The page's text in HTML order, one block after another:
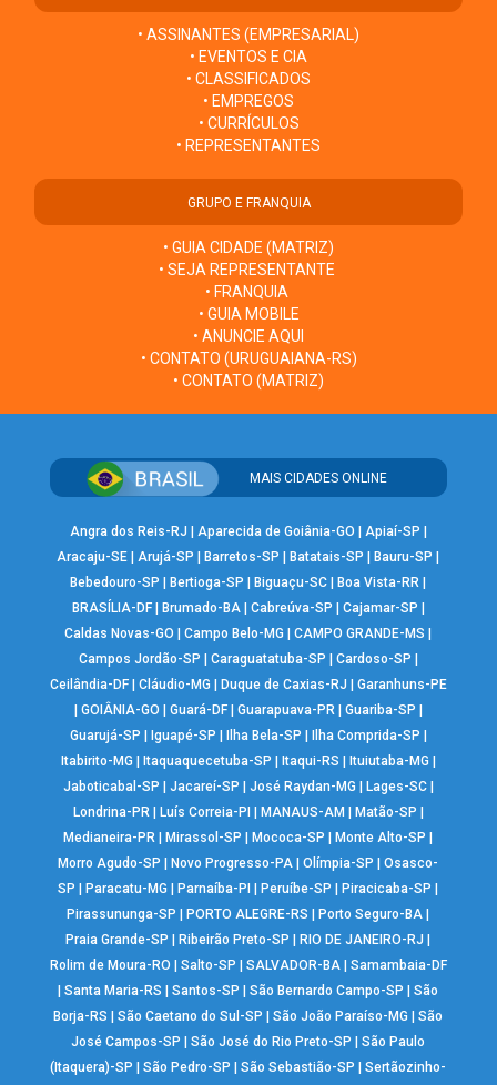
• ASSINANTES (EMPRESARIAL)
• EVENTOS E CIA
• CLASSIFICADOS
• EMPREGOS
• CURRÍCULOS
• REPRESENTANTES
GRUPO E FRANQUIA
• GUIA CIDADE (MATRIZ)
• SEJA REPRESENTANTE
• FRANQUIA
• GUIA MOBILE
• ANUNCIE AQUI
• CONTATO (URUGUAIANA-RS)
• CONTATO (MATRIZ)
MAIS CIDADES ONLINE
Angra dos Reis-RJ Aparecida de Goiânia-GO Apiaí-SP
Aracaju-SE |Arujá-SP Barretos-SP Batatais-SP Bauru-SP
Bebedouro-SP
Bertioga-SP Biguaçu-SC Boa Vista-RR
BRASÍLIA-DF| Brumado-BA| Cabreúva-SP Cajamar-SP
Caldas Novas-GO
|Campo Belo-MG |CAMPO GRANDE-MS
Campos Jordão-SP
Caraguatatuba-SP Cardoso-SP
Ceilândia-DF| Cláudio-MG Duque de Caxias-RJ
Garanhuns-PE
GOIÂNIA-GO Guará-DF| Guarapuava-PR| Guariba-SP
Guarujá-SP
Iguapé-SP Ilha Bela-SP Ilha Comprida-SP
Itabirito-MG
Itaquaquecetuba-SP Itaqui-RS Ituiutaba-MG
Jaboticabal-SP
Jacareí-SP José Raydan-MG Lages-SC|
Londrina-PR| Luís Correia-PI MANAUS-AM Matão-SP
Medianeira-PR
Mirassol-SP Mococa-SP Monte Alto-SP
Morro Agudo-SP
Novo Progresso-PA |Olímpia-SP |Osasco-
SP
Paracatu-MG Parnaíba-PI Peruíbe-SP Piracicaba-SP
Pirassununga-SP
PORTO ALEGRE-RS Porto Seguro-BA
Praia Grande-SP
Ribeirão Preto-SP RIO DE JANEIRO-RJ
Rolim de Moura-RO
Salto-SP SALVADOR-BA| Samambaia-DF
|Santa Maria-RS |Santos-SP |São Bernardo Campo-SP |São
Borja-RS
|São Caetano do Sul-SP |São João Paraíso-MG |São
José Campos-SP
|São José do Rio Preto-SP |São Paulo
(Itaquera)-SP
|São Pedro-SP |São Sebastião-SP |Sertãozinho-